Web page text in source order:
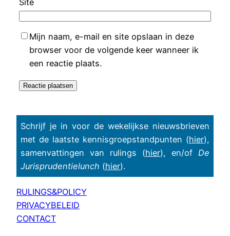
Mijn naam, e-mail en site opslaan in deze
browser voor de volgende keer wanneer ik
een reactie plaats.
Schrijf je in voor de wekelijkse nieuwsbrieven
met de laatste kennisgroepstandpunten (hier),
samenvattingen van rulings (hier), en/of De
Jurisprudentielunch (hier).
RULINGS&POLICY
PRIVACYBELEID
CONTACT